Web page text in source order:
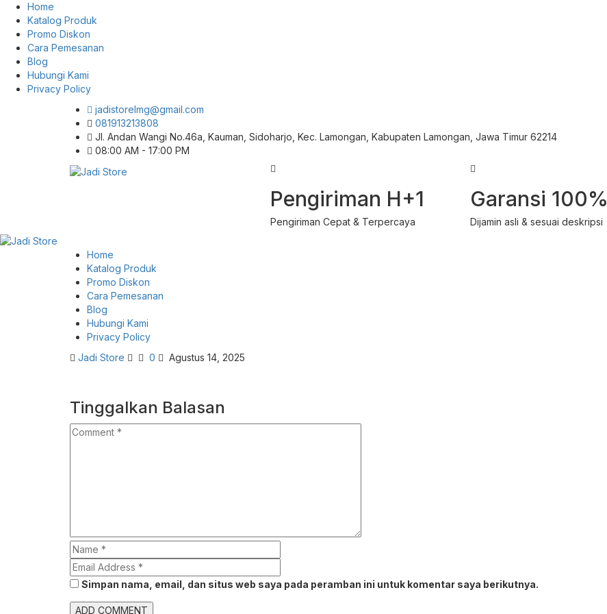
Home
Katalog Produk
Promo Diskon
Cara Pemesanan
Blog
Hubungi Kami
Privacy Policy
jadistorelmg@gmail.com
081913213808
Jl. Andan Wangi No.46a, Kauman, Sidoharjo, Kec. Lamongan, Kabupaten Lamongan, Jawa Timur 62214
08:00 AM - 17:00 PM
Pengiriman H+1
Pengiriman Cepat & Terpercaya
Garansi 100%
Dijamin asli & sesuai deskripsi
Home
Katalog Produk
Promo Diskon
Cara Pemesanan
Blog
Hubungi Kami
Privacy Policy
Jadi Store
0 Agustus 14, 2025
Tinggalkan Balasan
Simpan nama, email, dan situs web saya pada peramban ini untuk komentar saya berikutnya.